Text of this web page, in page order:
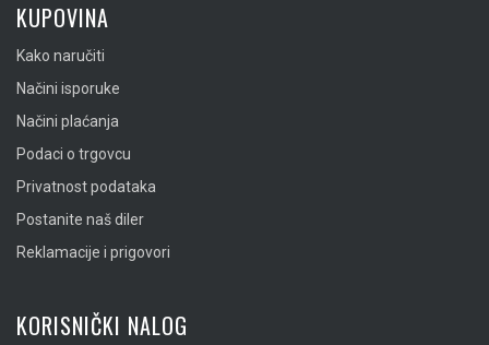
KUPOVINA
Kako naručiti
Načini isporuke
Načini plaćanja
Podaci o trgovcu
Privatnost podataka
Postanite naš diler
Reklamacije i prigovori
KORISNIČKI NALOG